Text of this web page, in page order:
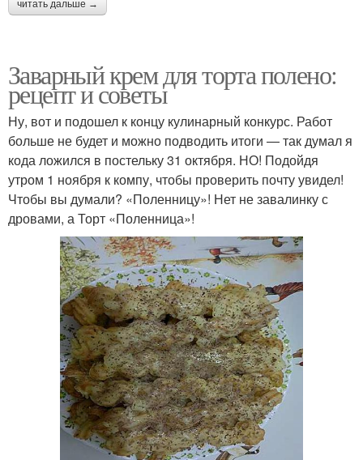
Крем из детства
Наполеон с кремом
Клубничный торт Классический торт
Трубочки с заварным
кремом
Зефирный крем
Крем для трубочек
Зефирно-масляный
крем
Трубочки с белковым
Крем в домашних
читать дальше →
Заварный крем для торта полено:
рецепт и советы
Ну, вот и подошел к концу кулинарный конкурс. Работ
больше не будет и можно подводить итоги — так думал я
кода ложился в постельку 31 октября. НО! Подойдя
утром 1 ноября к компу, чтобы проверить почту увидел!
Чтобы вы думали? «Поленницу»! Нет не завалинку с
дровами, а Торт «Поленница»!